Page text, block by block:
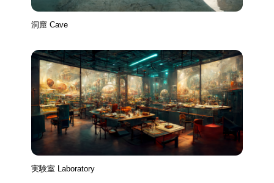
洞窟 Cave
実験室 Laboratory